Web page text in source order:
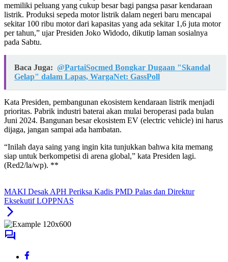
memiliki peluang yang cukup besar bagi pangsa pasar kendaraan
listrik. Produksi sepeda motor listrik dalam negeri baru mencapai
sekitar 100 ribu motor dari kapasitas yang ada sekitar 1,6 juta motor
per tahun,” ujar Presiden Joko Widodo, dikutip laman sosialnya
pada Sabtu.
Baca Juga: @PartaiSocmed Bongkar Dugaan "Skandal
Gelap" dalam Lapas, WargaNet: GassPoll
Kata Presiden, pembangunan ekosistem kendaraan listrik menjadi
prioritas. Pabrik industri baterai akan mulai beroperasi pada bulan
Juni 2024. Bangunan besar ekosistem EV (electric vehicle) ini harus
dijaga, jangan sampai ada hambatan.
“Inilah daya saing yang ingin kita tunjukkan bahwa kita memang
siap untuk berkompetisi di arena global,” kata Presiden lagi.
(Red2/la/wp). **
MAKI Desak APH Periksa Kadis PMD Palas dan Direktur
Eksekutif LOPPNAS